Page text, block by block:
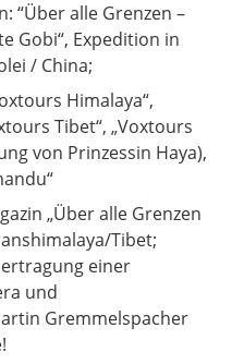
“Über alle Grenzen –
Gobi“, Expedition in
/ China;
Himalaya“,
Tibet“, „Voxtours
von Prinzessin Haya),
„Über alle Grenzen
Tibet;
einer
und
Gremmelspacher